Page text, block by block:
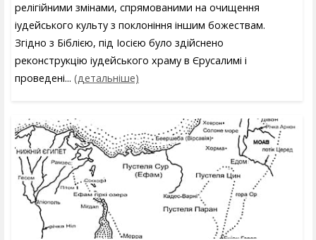
релігійними змінами, спрямованими на очищення
іудейського культу з поклоніння іншим божествам.
Згідно з Біблією, під Іосією було здійснено
реконструкцію іудейського храму в Єрусалимі і
проведені... (детальніше)